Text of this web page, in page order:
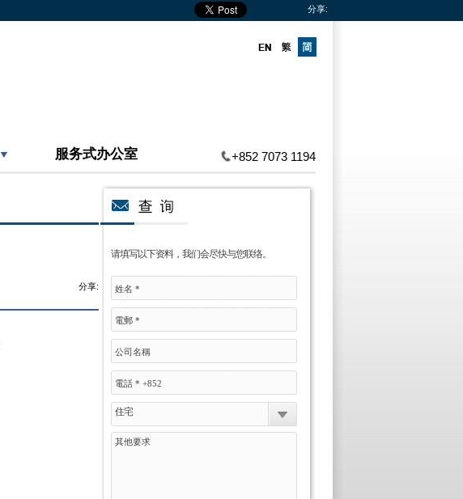
分享:
服务式办公室 +852 7073 1194
请填写以下资料，我们会尽快与您联络。
住宅
分享: